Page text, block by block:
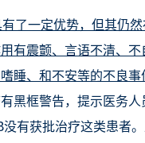
了一定优势，但其仍
有震颤、言语不清、
睡、和不安等的不良事
黑框警告，提示医务
有获批治疗这类患者